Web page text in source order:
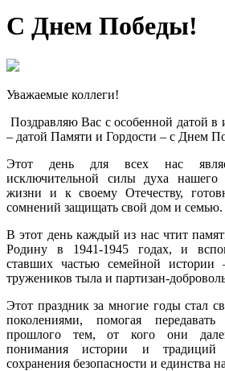
С Днем Победы!
Уважаемые коллеги!
Поздравляю Вас с особенной датой
– датой Памяти и Гордости – с Днем
Этот день для всех нас
исключительной силы духа
жизни и к своему Отечеству,
сомнений защищать свой дом и семью.
В этот день каждый из нас чтит
Родину в 1941-1945 годах, и
ставших частью семейной истории
тружеников тыла и партизан-
Этот праздник за многие годы стал
поколениями, помогая
прошлого тем, от кого они
понимания истории и традиций
сохранения безопасности и единства